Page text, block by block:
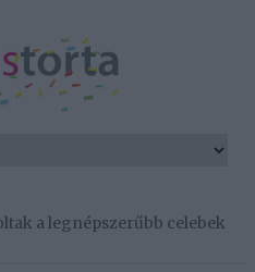
a legnépszerűbb celebek